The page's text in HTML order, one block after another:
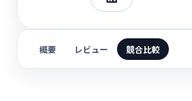
概要 レビュー 競合比較